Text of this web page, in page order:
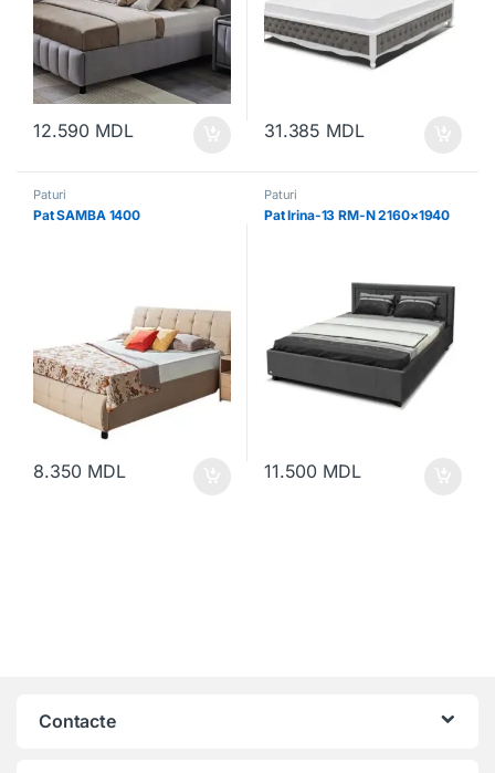
12.590 MDL 31.385 MDL
Paturi
Pat SAMBA 1400
8.350 MDL
Paturi
Pat Irina-13 RM-N 2160×1940
11.500 MDL
Contacte